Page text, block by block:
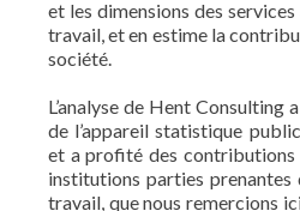
et les dimensions des
travail, et en estime la
société.
L’analyse de Hent Consulting
de l’appareil statistique
et a profité des contributions
institutions parties prenantes
travail, que nous remercions